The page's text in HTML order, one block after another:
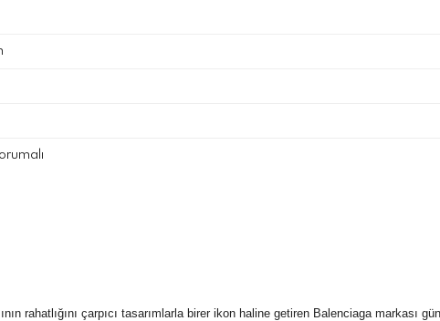
rahatlığını çarpıcı tasarımlarla birer ikon haline getiren Balenciaga markası